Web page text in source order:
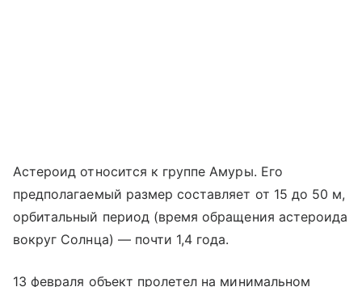
Астероид относится к группе Амуры. Его
предполагаемый размер составляет от 15 до 50 м,
орбитальный период (время обращения астероида
вокруг Солнца) — почти 1,4 года.
13 февраля объект пролетел на минимальном